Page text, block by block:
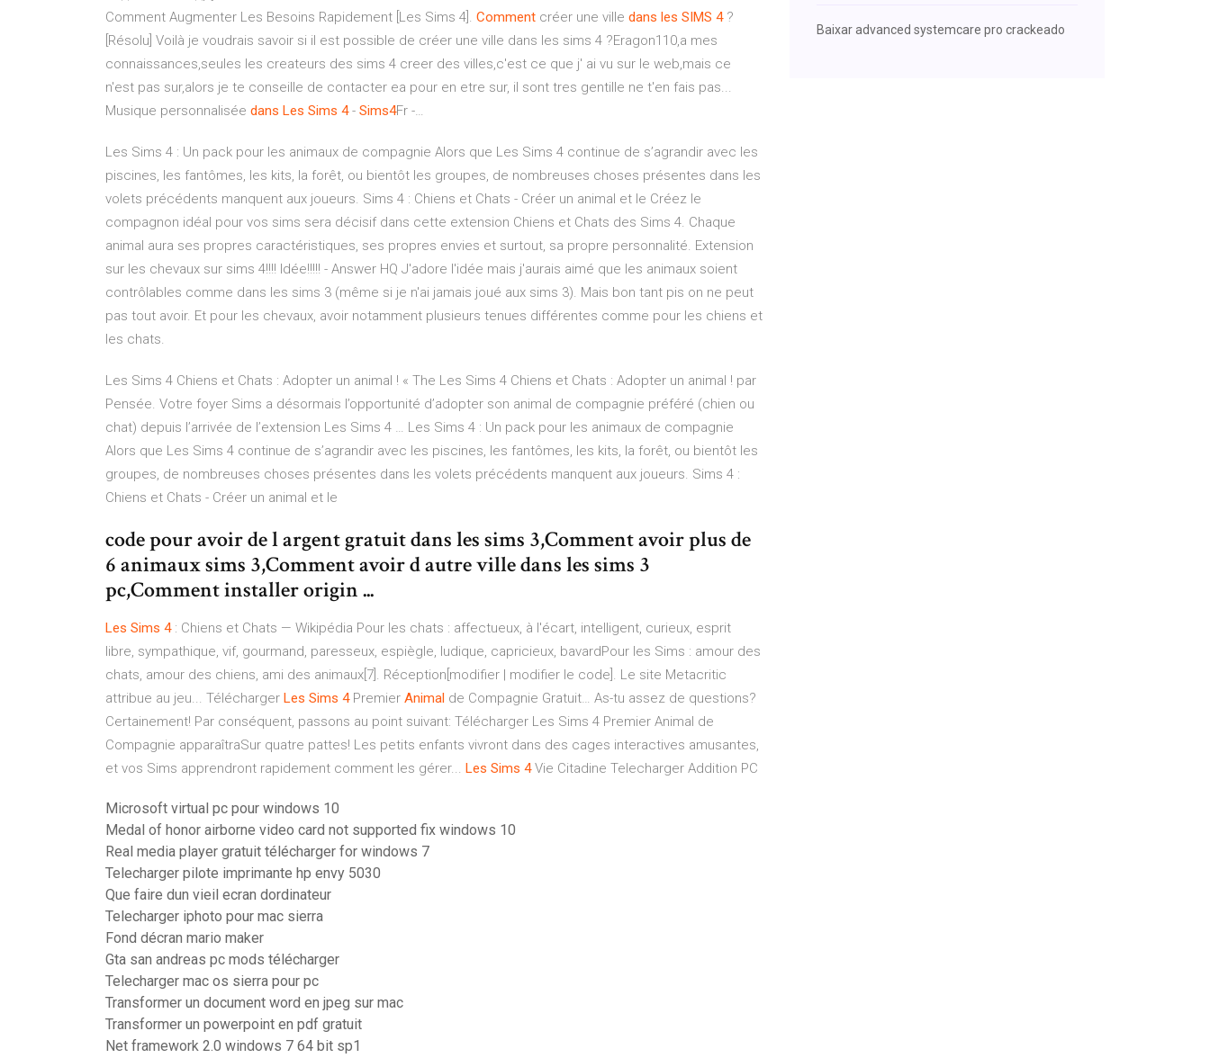
Comment Augmenter Les Besoins Rapidement [Les Sims 4]. Comment créer une ville dans les SIMS 4?
[Résolu] Voilà je voudrais savoir si il est possible de créer une ville dans les sims 4 ?Eragon110,a mes
connaissances,seules les createurs des sims 4 creer des villes,c'est ce que j' ai vu sur le web,mais ce
n'est pas sur,alors je te conseille de contacter ea pour en etre sur, il sont tres gentille ne t'en fais pas...
Musique personnalisée dans Les Sims 4- Sims4Fr -…
Les Sims 4 : Un pack pour les animaux de compagnie Alors que Les Sims 4 continue de s’agrandir avec les
piscines, les fantômes, les kits, la forêt, ou bientôt les groupes, de nombreuses choses présentes dans les
volets précédents manquent aux joueurs. Sims 4 : Chiens et Chats - Créer un animal et le Créez le
compagnon idéal pour vos sims sera décisif dans cette extension Chiens et Chats des Sims 4. Chaque
animal aura ses propres caractéristiques, ses propres envies et surtout, sa propre personnalité. Extension
sur les chevaux sur sims 4!!!! Idée!!!!! - Answer HQ J'adore l'idée mais j'aurais aimé que les animaux soient
contrôlables comme dans les sims 3 (même si je n'ai jamais joué aux sims 3). Mais bon tant pis on ne peut
pas tout avoir. Et pour les chevaux, avoir notamment plusieurs tenues différentes comme pour les chiens et
les chats.
Les Sims 4 Chiens et Chats : Adopter un animal ! « The Les Sims 4 Chiens et Chats : Adopter un animal ! par
Pensée. Votre foyer Sims a désormais l’opportunité d’adopter son animal de compagnie préféré (chien ou
chat) depuis l’arrivée de l’extension Les Sims 4 … Les Sims 4 : Un pack pour les animaux de compagnie
Alors que Les Sims 4 continue de s’agrandir avec les piscines, les fantômes, les kits, la forêt, ou bientôt les
groupes, de nombreuses choses présentes dans les volets précédents manquent aux joueurs. Sims 4 :
Chiens et Chats - Créer un animal et le
code pour avoir de l argent gratuit dans les sims 3,Comment avoir plus de
6 animaux sims 3,Comment avoir d autre ville dans les sims 3
pc,Comment installer origin ...
Les Sims 4: Chiens et Chats — Wikipédia Pour les chats : affectueux, à l'écart, intelligent, curieux, esprit
libre, sympathique, vif, gourmand, paresseux, espiègle, ludique, capricieux, bavardPour les Sims : amour des
chats, amour des chiens, ami des animaux[7]. Réception[modifier | modifier le code]. Le site Metacritic
attribue au jeu... Télécharger Les Sims 4Premier Animal de Compagnie Gratuit… As-tu assez de questions?
Certainement! Par conséquent, passons au point suivant: Télécharger Les Sims 4 Premier Animal de
Compagnie apparaîtraSur quatre pattes! Les petits enfants vivront dans des cages interactives amusantes,
et vos Sims apprendront rapidement comment les gérer... Les Sims 4Vie Citadine Telecharger Addition PC
Microsoft virtual pc pour windows 10
Medal of honor airborne video card not supported fix windows 10
Real media player gratuit télécharger for windows 7
Telecharger pilote imprimante hp envy 5030
Que faire dun vieil ecran dordinateur
Telecharger iphoto pour mac sierra
Fond décran mario maker
Gta san andreas pc mods télécharger
Telecharger mac os sierra pour pc
Transformer un document word en jpeg sur mac
Transformer un powerpoint en pdf gratuit
Net framework 2.0 windows 7 64 bit sp1
Baixar advanced systemcare pro crackeado